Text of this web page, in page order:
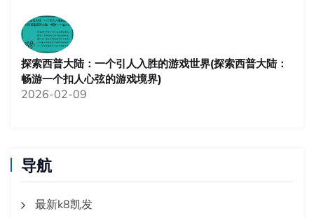
探索西普大陆：一个引人入胜的游戏世界(探索西普大陆：
畅游一个扣人心弦的游戏境界)
2026-02-09
导航
最新k8凯发